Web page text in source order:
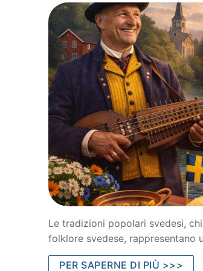
Le tradizioni popolari svedesi,
folklore svedese, rappresentano
PER SAPERNE DI PIÙ >>>